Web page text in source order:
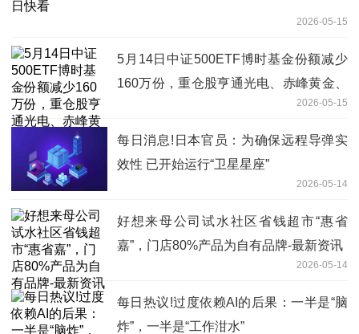
2026-05-15
5月14日中证500ETF博时基金份额减少
160万份，重仓股亨通光电、赤峰黄金、
2026-05-15
每日消息!日本官员：为确保远程导弹实
效性 已开始运行“卫星星座”
2026-05-14
好想来母公司试水社区省钱超市“惠省
嘉”，门店80%产品为自有品牌-最新资讯
2026-05-14
每日热议!过度依赖AI的后果：一半是“脑
炸”，一半是“工作泔水”